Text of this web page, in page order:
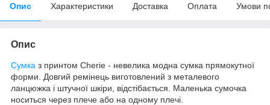
Опис Характеристики Доставка Оплата Умови
Опис
Сумка з принтом Cherie - невелика модна сумка прямокутної
форми. Довгий ремінець виготовлений з металевого
ланцюжка і штучної шкіри, відстібається. Маленька сумочка
носиться через плече або на одному плечі.